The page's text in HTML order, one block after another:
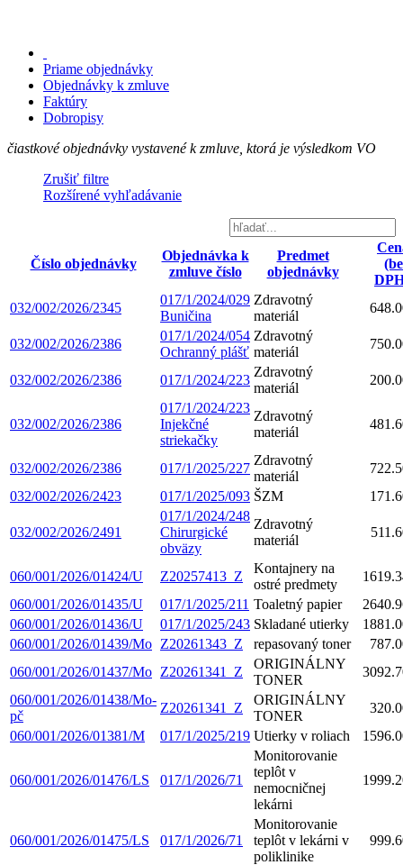
Priame objednávky
Objednávky k zmluve
Faktúry
Dobropisy
čiastkové objednávky vystavené k zmluve, ktorá je výsledkom VO
Zrušiť filtre
Rozšírené vyhľadávanie
Číslo objednávky
Objednávka k
zmluve číslo
Predmet
objednávky
032/002/2026/2345
017/1/2024/029
Buničina
Zdravotný
materiál
032/002/2026/2386
017/1/2024/054
Ochranný plášť
Zdravotný
materiál
032/002/2026/2386 017/1/2024/223
Zdravotný
materiál
032/002/2026/2386
017/1/2024/223
Injekčné
striekačky
Zdravotný
materiál
032/002/2026/2386 017/1/2025/227
Zdravotný
materiál
032/002/2026/2423
017/1/2025/093 ŠZM
032/002/2026/2491
017/1/2024/248
Chirurgické
obväzy
Zdravotný
materiál
060/001/2026/01424/U Z20257413_Z
Kontajnery na
ostré predmety
060/001/2026/01435/U
017/1/2025/211 Toaletný papier
060/001/2026/01436/U
017/1/2025/243 Skladané utierky
060/001/2026/01439/Mo Z20261343_Z repasovaný toner
060/001/2026/01437/Mo Z20261341_Z
ORIGINÁLNY
TONER
060/001/2026/01438/Mo-
pč
Z20261341_Z
ORIGINÁLNY
TONER
060/001/2026/01381/M
017/1/2025/219 Utierky v roliach
060/001/2026/01476/LS 017/1/2026/71
Monitorovanie
teplôt v
nemocničnej
lekárni
060/001/2026/01475/LS 017/1/2026/71
Monitorovanie
teplôt v lekárni v
poliklinike